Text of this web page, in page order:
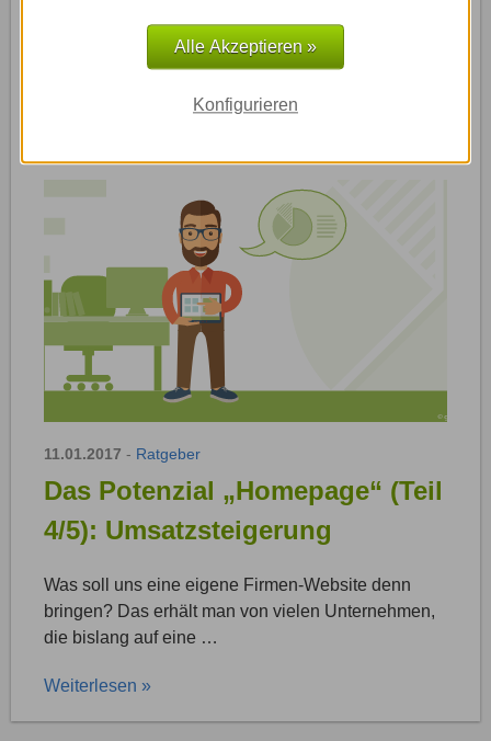
Alle Akzeptieren »
Konfigurieren
Die Google Search Console, früher auch unter dem
Namen Google Webmaster Tools bekannt, ist ein
wichtiges Hilfsmittel für …
11.01.2017 - Ratgeber
Das Potenzial „Homepage“ (Teil
4/5): Umsatzsteigerung
Was soll uns eine eigene Firmen-Website denn
bringen? Das erhält man von vielen Unternehmen,
die bislang auf eine …
Weiterlesen »